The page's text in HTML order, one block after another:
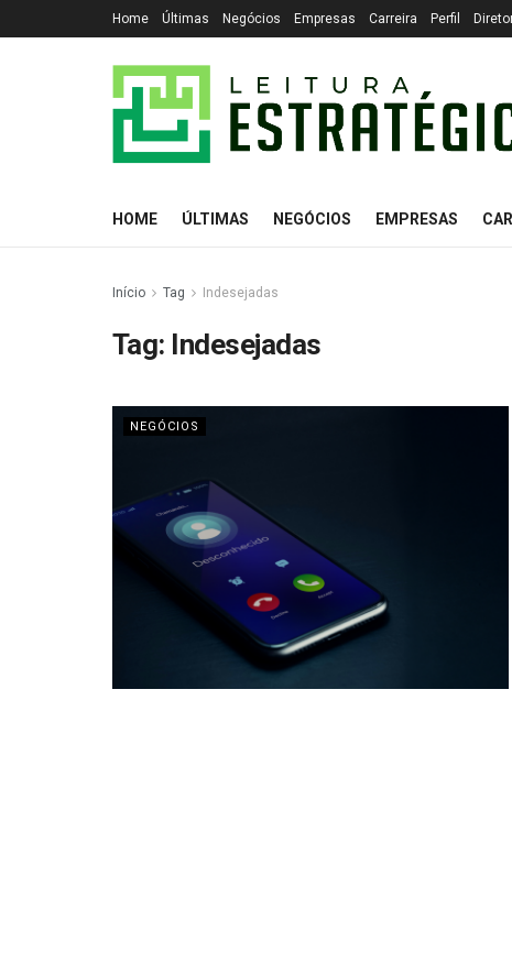
Home Últimas Negócios Empresas Carreira Perfil
HOME ÚLTIMAS NEGÓCIOS EMPRESAS
Início Tag Indesejadas
Tag: Indesejadas
NEGÓCIOS